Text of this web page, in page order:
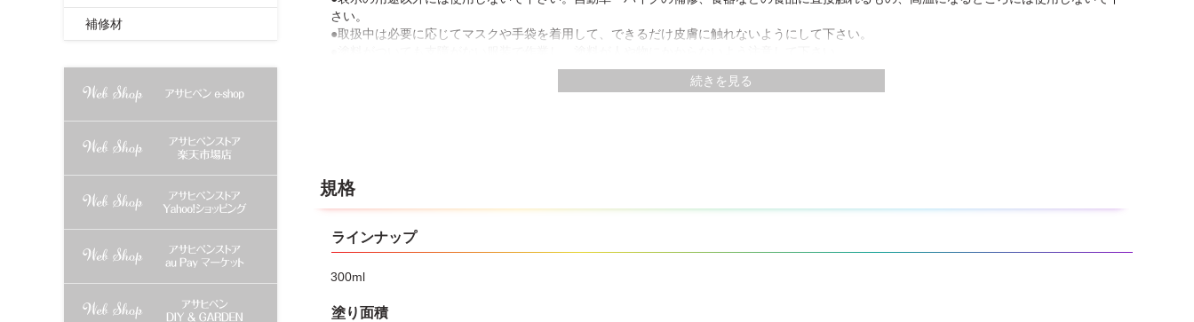
さい。
●取扱中は必要に応じてマスクや手袋を着用して、できるだけ皮膚に触れないようにして下さい。
●有機溶剤が含まれているので、塗装中・乾燥中ともによく換気して下さい。
●湿度が高いときに塗装すると、ツヤが出なかったり、塗膜が白くくもることがありますので、天気の良い湿度の低い日に塗って下さい。
●必ず目立たない部分で試し塗りをして、噴射の状態・乾燥性・下地への影響・密着性等を確認してから塗って下さい。
●塗り面積・乾燥時間は素材・塗り方・気象条件の違いにより異なります。
●やむを得ず中身の塗料を捨てるときは、火気のない屋外で新聞紙などに塗り広げ、完全に乾かしてから一般ゴミとして処分して下さい。
●容器を捨てる際には、容器下部の表示に従って中のガスと塗料を充分に抜き、他のゴミとはっきり区別して捨てて下さい。
続きを見る
規格
ラインナップ
300ml
塗り面積
補修材